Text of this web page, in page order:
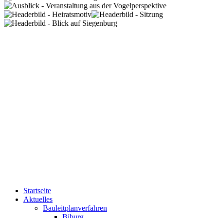
Startseite
Aktuelles
Bauleitplanverfahren